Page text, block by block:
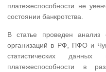
платежеспособности не
состоянии банкротства.
В статье проведен анализ
организаций в РФ, ПФО и
статистических
платежеспособности в